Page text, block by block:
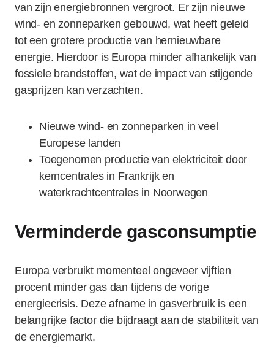
van zijn energiebronnen vergroot. Er zijn nieuwe
wind- en zonneparken gebouwd, wat heeft geleid
tot een grotere productie van hernieuwbare
energie. Hierdoor is Europa minder afhankelijk van
fossiele brandstoffen, wat de impact van stijgende
gasprijzen kan verzachten.
Nieuwe wind- en zonneparken in veel
Europese landen
Toegenomen productie van elektriciteit door
kerncentrales in Frankrijk en
waterkrachtcentrales in Noorwegen
Verminderde gasconsumptie
Europa verbruikt momenteel ongeveer vijftien
procent minder gas dan tijdens de vorige
energiecrisis. Deze afname in gasverbruik is een
belangrijke factor die bijdraagt aan de stabiliteit van
de energiemarkt.